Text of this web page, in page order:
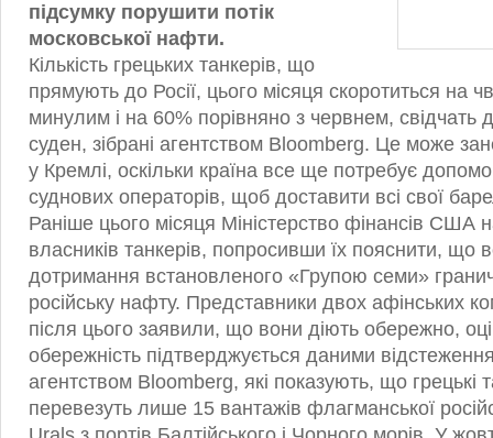
підсумку порушити потік
московської нафти.
Кількість грецьких танкерів, що
прямують до Росії, цього місяця скоротиться на
минулим і на 60% порівняно з червнем, свідчать
суден, зібрані агентством Bloomberg. Це може
у Кремлі, оскільки країна все ще потребує
суднових операторів, щоб доставити всі свої
Раніше цього місяця Міністерство фінансів США
власників танкерів, попросивши їх пояснити, що
дотримання встановленого «Групою семи»
російську нафту. Представники двох афінських
після цього заявили, що вони діють обережно,
обережність підтверджується даними
агентством Bloomberg, які показують, що грецькі
перевезуть лише 15 вантажів флагманської